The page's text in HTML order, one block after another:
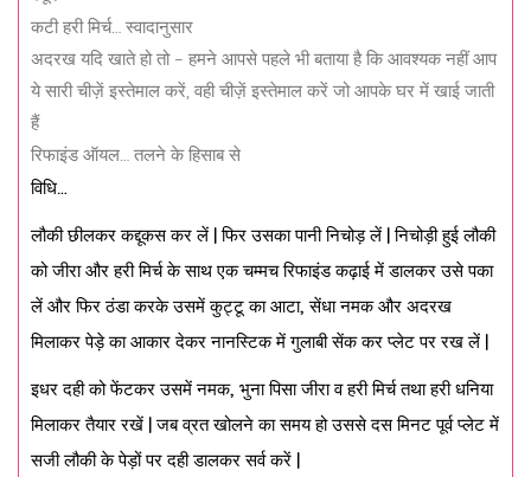
कटी हरी मिर्च… स्वादानुसार
अदरख यदि खाते हो तो – हमने आपसे पहले भी बताया है कि आवश्यक नहीं आप
ये सारी चीज़ें इस्तेमाल करें, वही चीज़ें इस्तेमाल करें जो आपके घर में खाई जाती
हैं
रिफाइंड ऑयल… तलने के हिसाब से
विधि…
लौकी छीलकर कद्दूकस कर लें | फिर उसका पानी निचोड़ लें | निचोड़ी हुई लौकी
को जीरा और हरी मिर्च के साथ एक चम्मच रिफाइंड कढ़ाई में डालकर उसे पका
लें और फिर ठंडा करके उसमें कुट्टू का आटा, सेंधा नमक और अदरख
मिलाकर पेड़े का आकार देकर नानस्टिक में गुलाबी सेंक कर प्लेट पर रख लें |
इधर दही को फेंटकर उसमें नमक, भुना पिसा जीरा व हरी मिर्च तथा हरी धनिया
मिलाकर तैयार रखें | जब व्रत खोलने का समय हो उससे दस मिनट पूर्व प्लेट में
सजी लौकी के पेड़ों पर दही डालकर सर्व करें |